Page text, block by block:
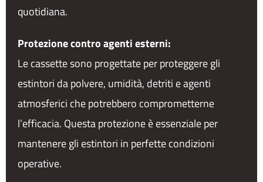
quotidiana.
Protezione contro agenti esterni:
Le cassette sono progettate per proteggere gli
estintori da polvere, umidità, detriti e agenti
atmosferici che potrebbero comprometterne
l’efficacia. Questa protezione è essenziale per
mantenere gli estintori in perfette condizioni
operative.